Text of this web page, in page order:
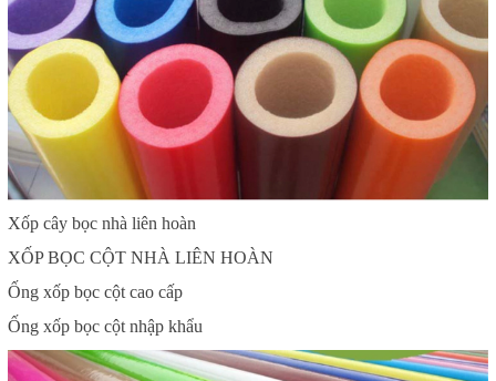
Xốp cây bọc nhà liên hoàn
XỐP BỌC CỘT NHÀ LIÊN HOÀN
Ống xốp bọc cột cao cấp
Ống xốp bọc cột nhập khẩu